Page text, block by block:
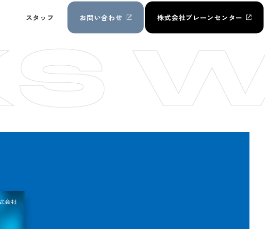
スタッフ お問い合わせ 株式会社ブレーンセンター